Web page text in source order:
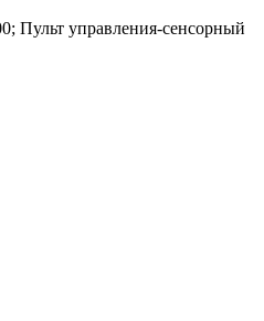
Пульт управления-сенсорный